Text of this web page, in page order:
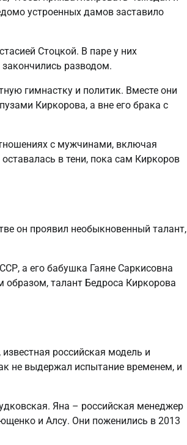
устроенных дамов заставило
Стоцкой. В паре у них
разводом.
гимнастку и политик. Вместе они
Киркорова, а вне его брака с
с мужчинами, включая
в тени, пока сам Киркоров
он проявил необыкновенный талант,
а его бабушка Гаяне Саркисовна
талант Бедроса Киркорова
российская модель и
не выдержал испытание временем, и
Яна – российская менеджер
и Алсу. Они поженились в 2013